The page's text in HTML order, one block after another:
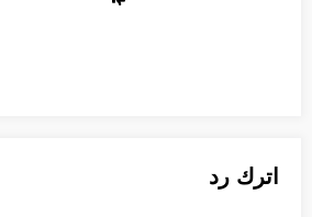
اترك رد